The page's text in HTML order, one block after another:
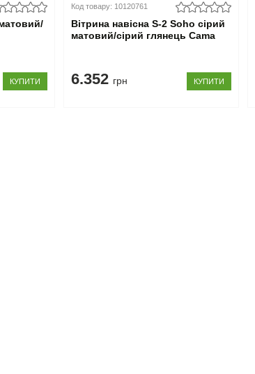
КУПИТИ
Код товару: 10120761
Вітрина навісна S-2 Soho сірий
матовий/сірий глянець Cama
6.352 грн КУПИТИ